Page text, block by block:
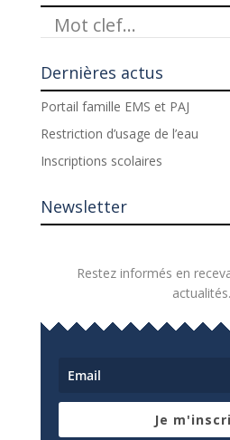
Dernières actus
Portail famille EMS et PAJ
Restriction d’usage de l’eau
Inscriptions scolaires
Newsletter
Restez informés en
actualités.
Je